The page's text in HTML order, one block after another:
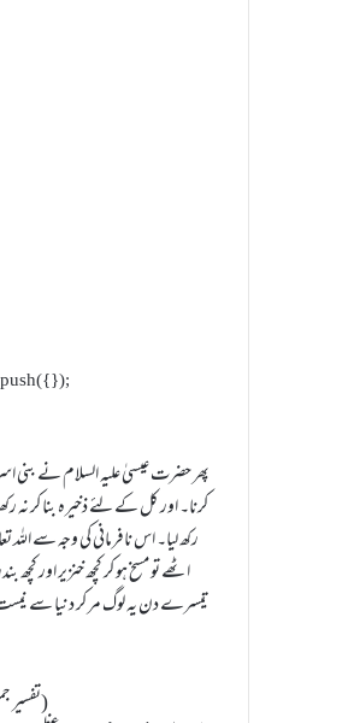
پھر حضرت عیسیٰ علیہ السلام نے بنی
کرنا۔ اور کل کے لئے ذخیرہ بنا کر نہ
رکھ لیا۔ اس نافرمانی کی وجہ سے
اٹھے تو مسخ ہو کر کچھ خنزیر اور
تیسرے دن یہ لوگ مر کر دنیا سے نیست و
(تفسیر جمل علی الجلالین،ج۲،ص۳۰۴،پ۷،المائدۃ:۱۱۵)